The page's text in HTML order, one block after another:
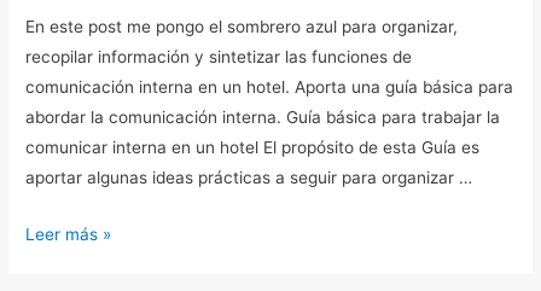
En este post me pongo el sombrero azul para organizar,
recopilar información y sintetizar las funciones de
comunicación interna en un hotel. Aporta una guía básica para
abordar la comunicación interna. Guía básica para trabajar la
comunicar interna en un hotel El propósito de esta Guía es
aportar algunas ideas prácticas a seguir para organizar …
Leer más »